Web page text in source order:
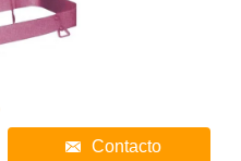
Contacto